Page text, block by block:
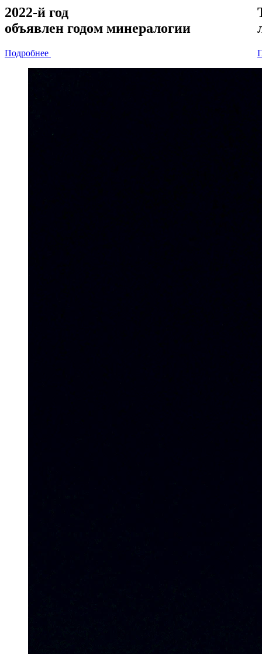
2022-й год
объявлен годом минералогии
Подробнее